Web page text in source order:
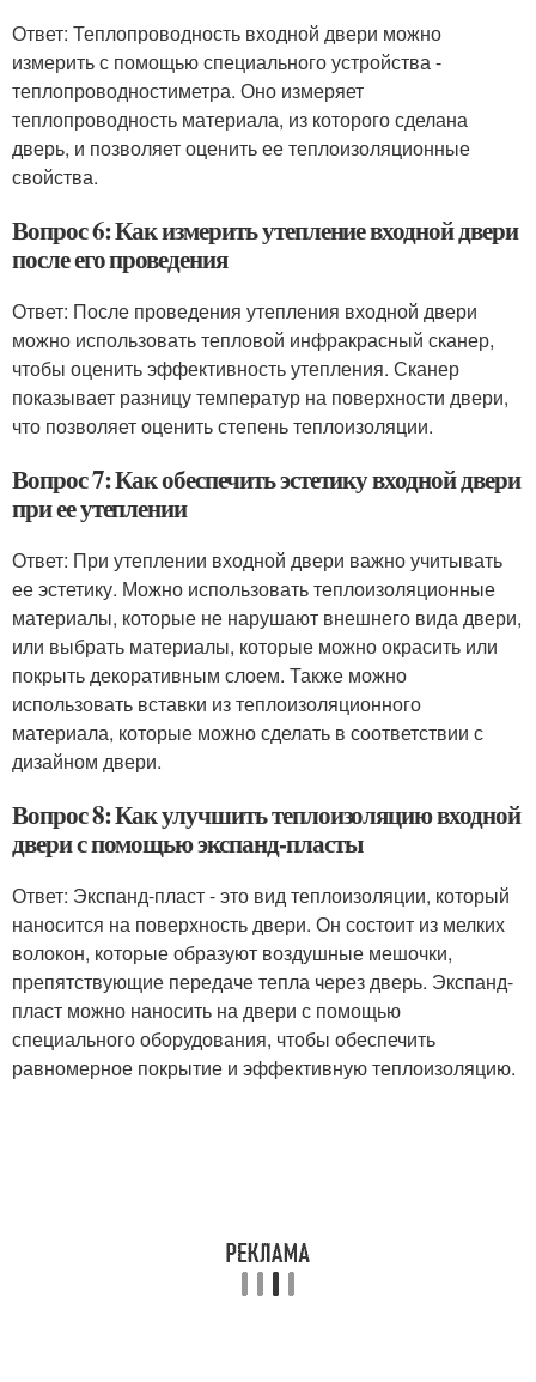
Ответ: Теплопроводность входной двери можно
измерить с помощью специального устройства -
теплопроводностиметра. Оно измеряет
теплопроводность материала, из которого сделана
дверь, и позволяет оценить ее теплоизоляционные
свойства.
Вопрос 6: Как измерить утепление входной двери
после его проведения
Ответ: После проведения утепления входной двери
можно использовать тепловой инфракрасный сканер,
чтобы оценить эффективность утепления. Сканер
показывает разницу температур на поверхности двери,
что позволяет оценить степень теплоизоляции.
Вопрос 7: Как обеспечить эстетику входной двери
при ее утеплении
Ответ: При утеплении входной двери важно учитывать
ее эстетику. Можно использовать теплоизоляционные
материалы, которые не нарушают внешнего вида двери,
или выбрать материалы, которые можно окрасить или
покрыть декоративным слоем. Также можно
использовать вставки из теплоизоляционного
материала, которые можно сделать в соответствии с
дизайном двери.
Вопрос 8: Как улучшить теплоизоляцию входной
двери с помощью экспанд-пласты
Ответ: Экспанд-пласт - это вид теплоизоляции, который
наносится на поверхность двери. Он состоит из мелких
волокон, которые образуют воздушные мешочки,
препятствующие передаче тепла через дверь. Экспанд-
пласт можно наносить на двери с помощью
специального оборудования, чтобы обеспечить
равномерное покрытие и эффективную теплоизоляцию.